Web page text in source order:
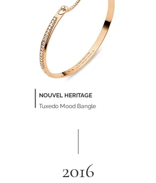
NOUVEL HERITAGE
Tuxedo Mood Bangle
2016